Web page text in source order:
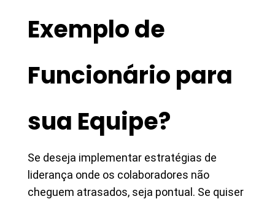
Exemplo de
Funcionário para
sua Equipe?
Se deseja implementar estratégias de
liderança onde os colaboradores não
cheguem atrasados, seja pontual. Se quiser